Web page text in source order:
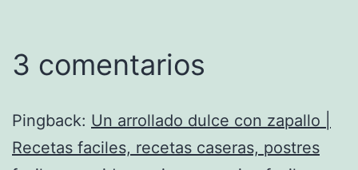
3 comentarios
Pingback: Un arrollado dulce con zapallo |
Recetas faciles, recetas caseras, postres